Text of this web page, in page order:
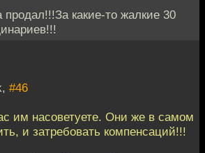
какие-то жалкие 30
#46
им насоветуете. Они же в самом
и затребовать компенсаций!!!